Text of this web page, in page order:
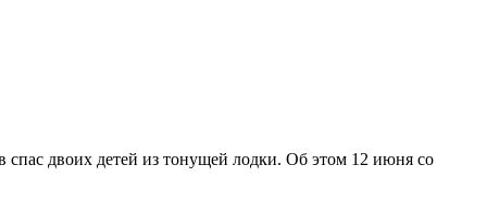
двоих детей из тонущей лодки. Об этом 12 июня со